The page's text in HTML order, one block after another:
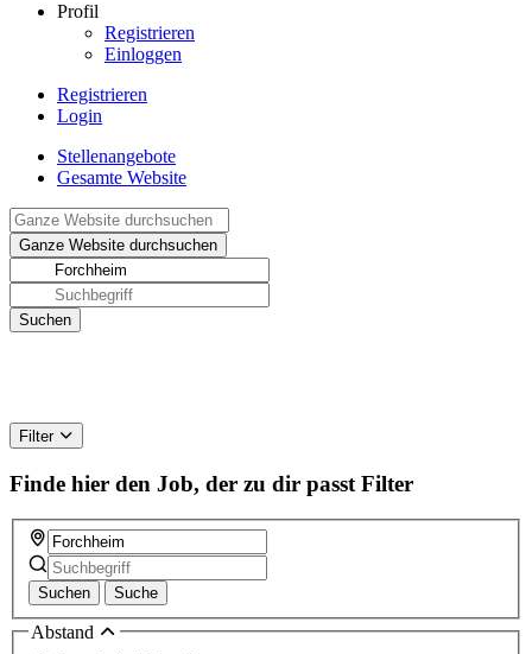
Profil
Registrieren
Einloggen
Registrieren
Login
Stellenangebote
Gesamte Website
Filter
Finde hier den Job, der zu dir passt Filter
Suchen Suche
Abstand